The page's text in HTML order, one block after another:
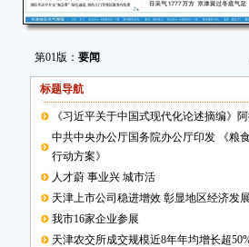
第01版： 要闻
标题导航
《习近平关于中国式现代化论述摘编》
中共中央办公厅国务院办公厅印发 《粮
行动方案》
人才蔚 事业兴 城市活
天津上市公司稳进增效 彰显地区经济发
我市16家企业参展
天津农交所成交规模近8年年均增长超